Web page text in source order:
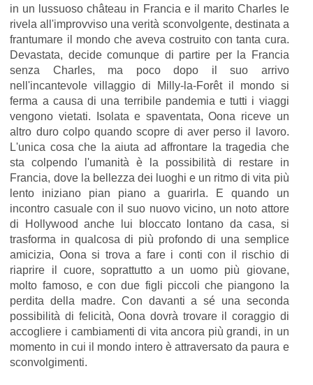
in un lussuoso château in Francia e il marito Charles le
rivela all'improvviso una verità sconvolgente, destinata a
frantumare il mondo che aveva costruito con tanta cura.
Devastata, decide comunque di partire per la Francia
senza Charles, ma poco dopo il suo arrivo
nell'incantevole villaggio di Milly-la-Forêt il mondo si
ferma a causa di una terribile pandemia e tutti i viaggi
vengono vietati. Isolata e spaventata, Oona riceve un
altro duro colpo quando scopre di aver perso il lavoro.
L'unica cosa che la aiuta ad affrontare la tragedia che
sta colpendo l'umanità è la possibilità di restare in
Francia, dove la bellezza dei luoghi e un ritmo di vita più
lento iniziano pian piano a guarirla. E quando un
incontro casuale con il suo nuovo vicino, un noto attore
di Hollywood anche lui bloccato lontano da casa, si
trasforma in qualcosa di più profondo di una semplice
amicizia, Oona si trova a fare i conti con il rischio di
riaprire il cuore, soprattutto a un uomo più giovane,
molto famoso, e con due figli piccoli che piangono la
perdita della madre. Con davanti a sé una seconda
possibilità di felicità, Oona dovrà trovare il coraggio di
accogliere i cambiamenti di vita ancora più grandi, in un
momento in cui il mondo intero è attraversato da paura e
sconvolgimenti.